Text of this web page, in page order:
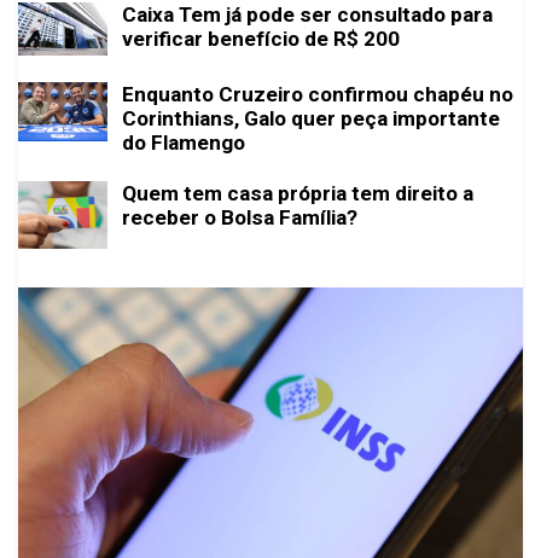
Caixa Tem já pode ser consultado para
verificar benefício de R$ 200
Enquanto Cruzeiro confirmou chapéu no
Corinthians, Galo quer peça importante
do Flamengo
Quem tem casa própria tem direito a
receber o Bolsa Família?